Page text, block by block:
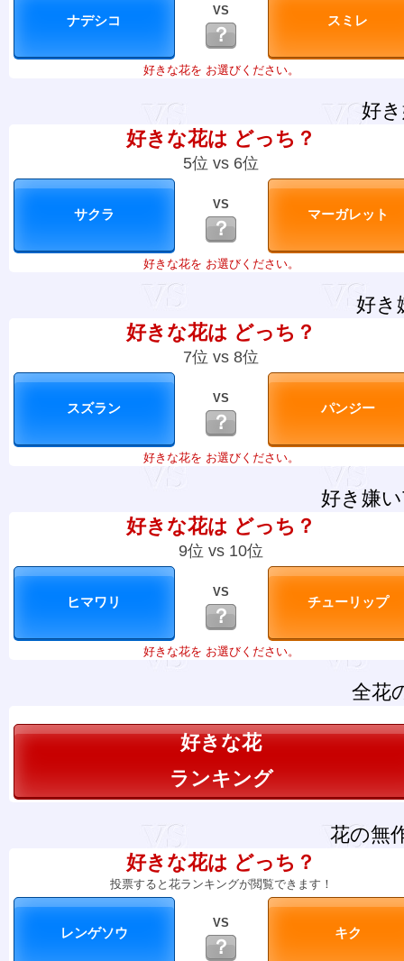
VS
？
好きな花を お選びください。
好
好きな花は どっち？
5位 vs 6位
VS
？
好きな花を お選びください。
好き
好きな花は どっち？
7位 vs 8位
VS
？
好きな花を お選びください。
好き嫌
好きな花は どっち？
9位 vs 10位
VS
？
好きな花を お選びください。
全花
好きな花
ランキング
花の無
好きな花は どっち？
投票すると花ランキングが閲覧できます！
VS
？